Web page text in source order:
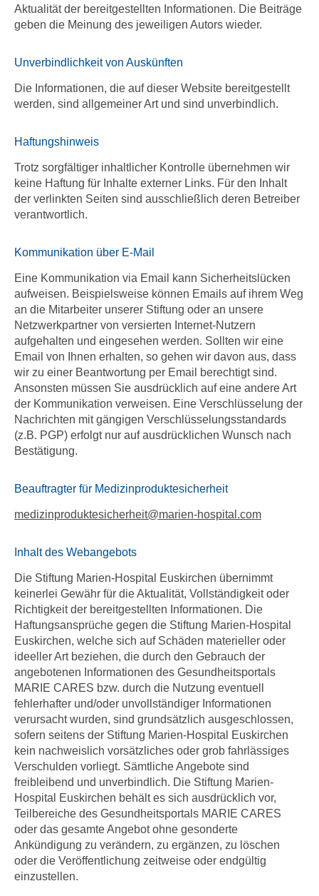
Aktualität der bereitgestellten Informationen. Die Beiträge
geben die Meinung des jeweiligen Autors wieder.
Unverbindlichkeit von Auskünften
Die Informationen, die auf dieser Website bereitgestellt
werden, sind allgemeiner Art und sind unverbindlich.
Haftungshinweis
Trotz sorgfältiger inhaltlicher Kontrolle übernehmen wir
keine Haftung für Inhalte externer Links. Für den Inhalt
der verlinkten Seiten sind ausschließlich deren Betreiber
verantwortlich.
Kommunikation über E-Mail
Eine Kommunikation via Email kann Sicherheitslücken
aufweisen. Beispielsweise können Emails auf ihrem Weg
an die Mitarbeiter unserer Stiftung oder an unsere
Netzwerkpartner von versierten Internet-Nutzern
aufgehalten und eingesehen werden. Sollten wir eine
Email von Ihnen erhalten, so gehen wir davon aus, dass
wir zu einer Beantwortung per Email berechtigt sind.
Ansonsten müssen Sie ausdrücklich auf eine andere Art
der Kommunikation verweisen. Eine Verschlüsselung der
Nachrichten mit gängigen Verschlüsselungsstandards
(z.B. PGP) erfolgt nur auf ausdrücklichen Wunsch nach
Bestätigung.
Beauftragter für Medizinproduktesicherheit
medizinproduktesicherheit@marien-hospital.com
Inhalt des Webangebots
Die Stiftung Marien-Hospital Euskirchen übernimmt
keinerlei Gewähr für die Aktualität, Vollständigkeit oder
Richtigkeit der bereitgestellten Informationen. Die
Haftungsansprüche gegen die Stiftung Marien-Hospital
Euskirchen, welche sich auf Schäden materieller oder
ideeller Art beziehen, die durch den Gebrauch der
angebotenen Informationen des Gesundheitsportals
MARIE CARES bzw. durch die Nutzung eventuell
fehlerhafter und/oder unvollständiger Informationen
verursacht wurden, sind grundsätzlich ausgeschlossen,
sofern seitens der Stiftung Marien-Hospital Euskirchen
kein nachweislich vorsätzliches oder grob fahrlässiges
Verschulden vorliegt. Sämtliche Angebote sind
freibleibend und unverbindlich. Die Stiftung Marien-
Hospital Euskirchen behält es sich ausdrücklich vor,
Teilbereiche des Gesundheitsportals MARIE CARES
oder das gesamte Angebot ohne gesonderte
Ankündigung zu verändern, zu ergänzen, zu löschen
oder die Veröffentlichung zeitweise oder endgültig
einzustellen.